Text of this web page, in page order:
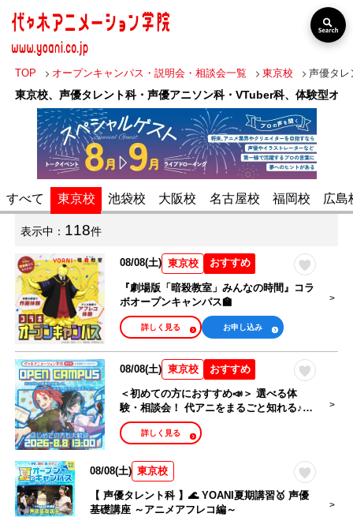
キャンパス
声優・俳優・タ
レント・歌い
手・アニソン歌
手
VTuber・Vライ
バー・配信者
アニメーター・
アニメ監督・他
アニメ関係
イラストレータ
ー・漫画家
トノベル・小説
家
ジャー・アイド
ルマネージャー
TOP オープンキャンパス・説明会・相談会一覧 東京校 声優タレ
東京校、声優タレント科・声優アニソン科・VTuber科、体験型オ
すべて 東京校 池袋校 大阪校 名古屋校 福岡校 広島
表示中： 118件
おすすめ
08/08(土) 東京校
『劇場版「暗殺教室」みんなの時間』コラ
ボオープンキャンパス🏫
お申し込み
詳しく見る
おすすめ
08/08(土) 東京校
＜初めての方におすすめ📣＞ 選べる体
験・相談会！ 代アニをまるごと知れる♪
オープンキャンパス🎉
詳しく見る
08/08(土) 東京校
【 声優タレント科 】🌊 YOANI夏期講習🥇 声優
基礎講座 ～アニメアフレコ編～